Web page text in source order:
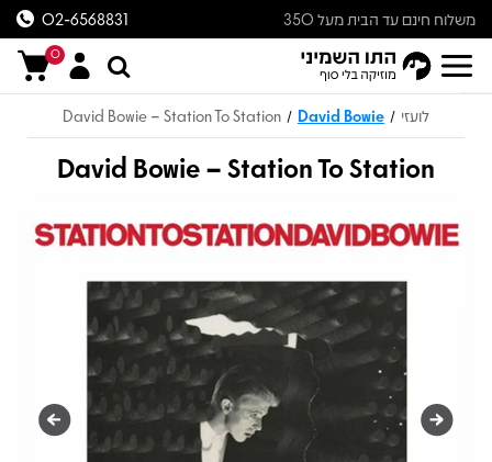
משלוח חינם עד הבית מעל 350
ש״ח
02-6568831
0
לועזי /
David Bowie
/
David Bowie – Station To Station
David Bowie – Station To Station